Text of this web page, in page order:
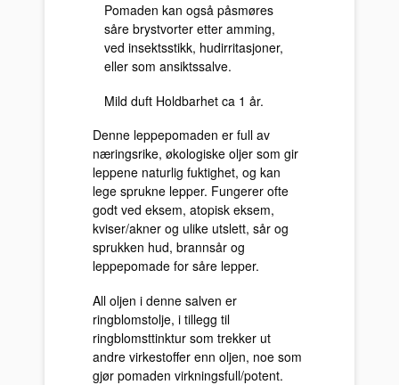
Pomaden kan også påsmøres
såre brystvorter etter amming,
ved insektsstikk, hudirritasjoner,
eller som ansiktssalve.
Mild duft Holdbarhet ca 1 år.
Denne leppepomaden er full av
næringsrike, økologiske oljer som gir
leppene naturlig fuktighet, og kan
lege sprukne lepper. Fungerer ofte
godt ved eksem, atopisk eksem,
kviser/akner og ulike utslett, sår og
sprukken hud, brannsår og
leppepomade for såre lepper.
All oljen i denne salven er
ringblomstolje, i tillegg til
ringblomsttinktur som trekker ut
andre virkestoffer enn oljen, noe som
gjør pomaden virkningsfull/potent.